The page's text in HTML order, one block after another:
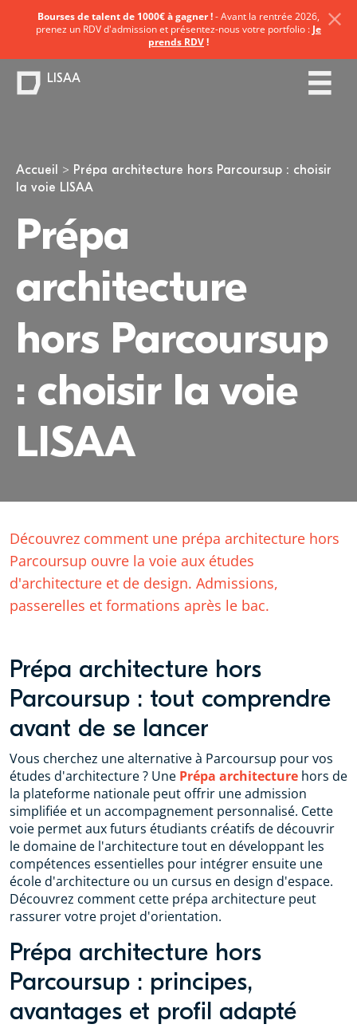
Vous êtes ici
Accueil
Prépa architecture hors Parcoursup : choisir
la voie LISAA
Prépa
architecture
hors Parcoursup
: choisir la voie
LISAA
Découvrez comment une prépa architecture hors
Parcoursup ouvre la voie aux études
d'architecture et de design. Admissions,
passerelles et formations après le bac.
Prépa architecture hors
Parcoursup : tout comprendre
avant de se lancer
Vous cherchez une alternative à Parcoursup pour vos
études d'architecture ? Une Prépa architecture hors de
la plateforme nationale peut offrir une admission
simplifiée et un accompagnement personnalisé. Cette
voie permet aux futurs étudiants créatifs de découvrir
le domaine de l'architecture tout en développant les
compétences essentielles pour intégrer ensuite une
école d'architecture ou un cursus en design d'espace.
Découvrez comment cette prépa architecture peut
rassurer votre projet d'orientation.
Prépa architecture hors
Parcoursup : principes,
avantages et profil adapté
Bourses de talent de 1000€ à gagner !- Avant la rentrée 2026,
prenez un RDV d'admission et présentez-nous votre portfolio : Je
prends RDV!
LISAA